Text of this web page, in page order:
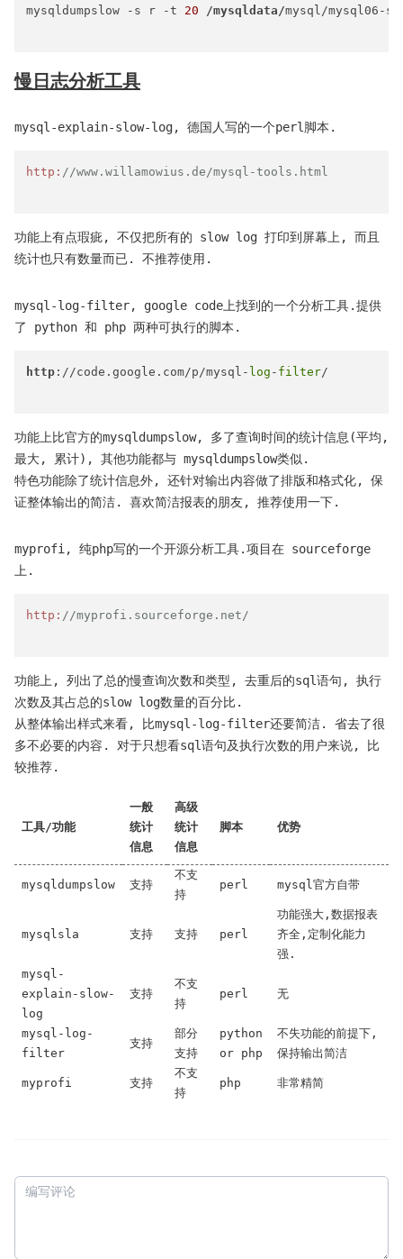
mysqldumpslow -s r -t 20 /mysqldata/mysql/mysql06-
慢日志分析工具
mysql-explain-slow-log, 德国人写的一个perl脚本.
http: //www.willamowius.de/mysql-tools.html
功能上有点瑕疵, 不仅把所有的 slow log 打印到屏幕上, 而且
统计也只有数量而已. 不推荐使用.
mysql-log-filter, google code上找到的一个分析工具.提供
了 python 和 php 两种可执行的脚本.
http ://code.google.com/p/mysql- log - filter/
功能上比官方的mysqldumpslow, 多了查询时间的统计信息(平均,
最大, 累计), 其他功能都与 mysqldumpslow类似.
特色功能除了统计信息外, 还针对输出内容做了排版和格式化, 保
证整体输出的简洁. 喜欢简洁报表的朋友, 推荐使用一下.
myprofi, 纯php写的一个开源分析工具.项目在 sourceforge
上.
http: //myprofi.sourceforge.net/
功能上, 列出了总的慢查询次数和类型, 去重后的sql语句, 执行
次数及其占总的slow log数量的百分比.
从整体输出样式来看, 比mysql-log-filter还要简洁. 省去了很
多不必要的内容. 对于只想看sql语句及执行次数的用户来说, 比
较推荐.
工具/功能
一般
统计
信息
高级
统计
信息
脚本 优势
mysqldumpslow 支持
不支
持
perl mysql官方自带
mysqlsla 支持 支持 perl
功能强大,数据报表
齐全,定制化能力
强.
mysql-
explain-slow-
log
支持
不支
持
perl 无
mysql-log-
filter
支持
部分
支持
python
or php
不失功能的前提下,
保持输出简洁
myprofi 支持
不支
持
php 非常精简